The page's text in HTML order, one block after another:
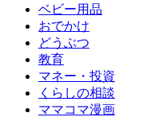
ベビー用品
おでかけ
どうぶつ
教育
マネー・投資
くらしの相談
ママコマ漫画